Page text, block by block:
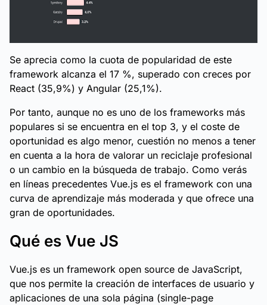
Se aprecia como la cuota de popularidad de este
framework alcanza el 17 %, superado con creces por
React (35,9%) y Angular (25,1%).
Por tanto, aunque no es uno de los frameworks más
populares si se encuentra en el top 3, y el coste de
oportunidad es algo menor, cuestión no menos a tener
en cuenta a la hora de valorar un reciclaje profesional
o un cambio en la búsqueda de trabajo. Como verás
en líneas precedentes Vue.js es el framework con una
curva de aprendizaje más moderada y que ofrece una
gran de oportunidades.
Qué es Vue JS
Vue.js es un framework open source de JavaScript,
que nos permite la creación de interfaces de usuario y
aplicaciones de una sola página (single-page